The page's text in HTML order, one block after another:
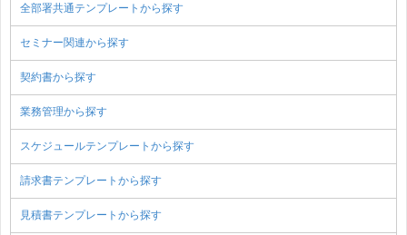
全部署共通テンプレートから探す
セミナー関連から探す
契約書から探す
業務管理から探す
スケジュールテンプレートから探す
請求書テンプレートから探す
見積書テンプレートから探す